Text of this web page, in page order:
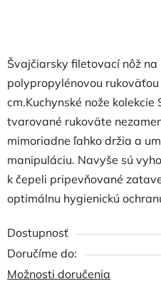
Švajčiarsky filetovací nôž
polypropylénovou
cm.Kuchynské nože
tvarované rukoväte
mimoriadne ľahko držia a
manipuláciu. Navyše sú
k čepeli pripevňované
optimálnu hygienickú
Dostupnosť
Možnosti doručenia